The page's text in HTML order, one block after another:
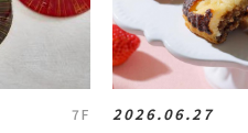
7F 2026.06.27